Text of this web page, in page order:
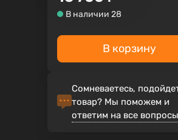
В наличии 28
В корзину
Сомневаетесь,
товар? Мы поможем и
ответим на все